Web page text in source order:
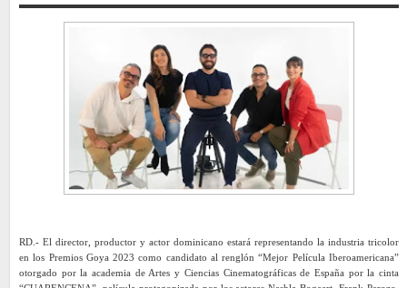
RD.- El director, productor y actor dominicano estará representando la industria tricolor
en los Premios Goya 2023 como candidato al renglón “Mejor Película Iberoamericana”
otorgado por la academia de Artes y Ciencias Cinematográficas de España por la cinta